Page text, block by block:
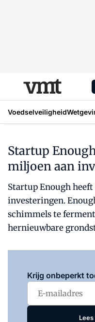
Voedselveiligheid
Startup
miljoen aan
Startup Enough
investeringen.
schimmels te
hernieuwbare
Krijg onbeperkt
Lees